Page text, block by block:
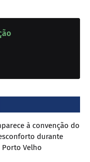
à convenção do
durante
Velho